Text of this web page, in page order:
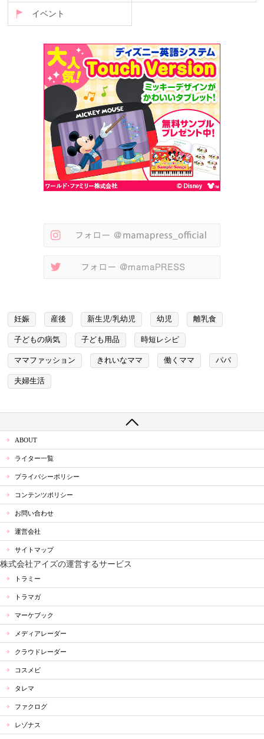
イベント
妊娠 産後 新生児/乳幼児 幼児 離乳食
子どもの病気 子ども用品 時短レシピ
ママファッション きれいなママ 働くママ パパ
夫婦生活
ABOUT
ライター一覧
プライバシーポリシー
コンテンツポリシー
お問い合わせ
運営会社
サイトマップ
株式会社アイズの運営するサービス
トラミー
トラマガ
マーケブック
メディアレーダー
クラウドレーダー
コスメビ
タレマ
ファクログ
レゾナス